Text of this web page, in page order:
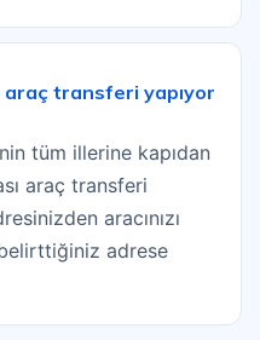
transferi yapıyor
tüm illerine kapıdan
araç transferi
aracınızı
adrese